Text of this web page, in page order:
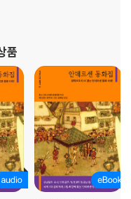
키우지만 변성기가 오면
곡 『알프솔』은 상연에
격적
품